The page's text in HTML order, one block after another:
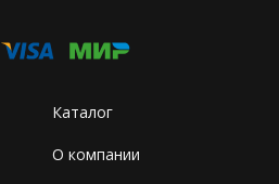
Каталог
О компании